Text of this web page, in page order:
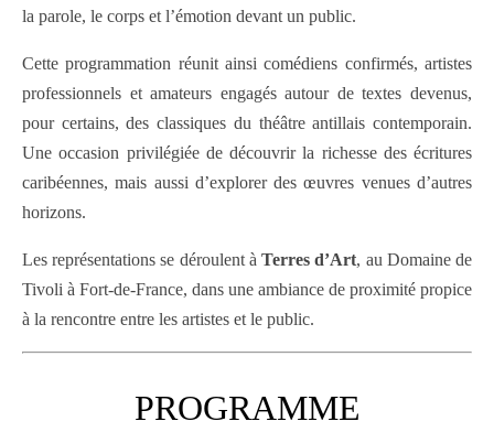
la parole, le corps et l’émotion devant un public.
Cette programmation réunit ainsi comédiens confirmés, artistes
professionnels et amateurs engagés autour de textes devenus,
pour certains, des classiques du théâtre antillais contemporain.
Une occasion privilégiée de découvrir la richesse des écritures
caribéennes, mais aussi d’explorer des œuvres venues d’autres
horizons.
Les représentations se déroulent àTerres d’Art, au Domaine de
Tivoli à Fort-de-France, dans une ambiance de proximité propice
à la rencontre entre les artistes et le public.
PROGRAMME